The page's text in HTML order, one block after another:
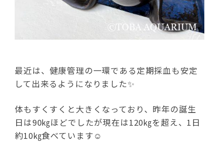
最近は、健康管理の一環である定期採血も安定
して出来るようになりました✨
体もすくすくと大きくなっており、昨年の誕生
日は90㎏ほどでしたが現在は120㎏を超え、1日
約10㎏食べています☺